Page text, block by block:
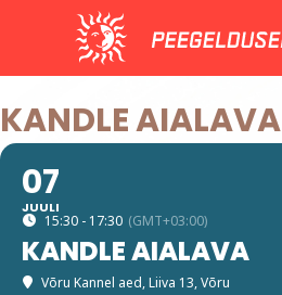
KANDLE AIALAVA
07
JUULI
15:30 - 17:30 (GMT+03:00)
KANDLE AIALAVA
Võru Kannel aed, Liiva 13, Võru